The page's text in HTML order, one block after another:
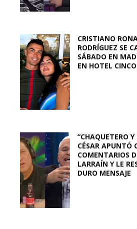
CRISTIANO
RODRÍGUEZ SE
SÁBADO EN
EN HOTEL
“CHAQUETERO
CÉSAR APUNTÓ
COMENTARIOS
LARRAÍN Y LE
DURO MENSAJE